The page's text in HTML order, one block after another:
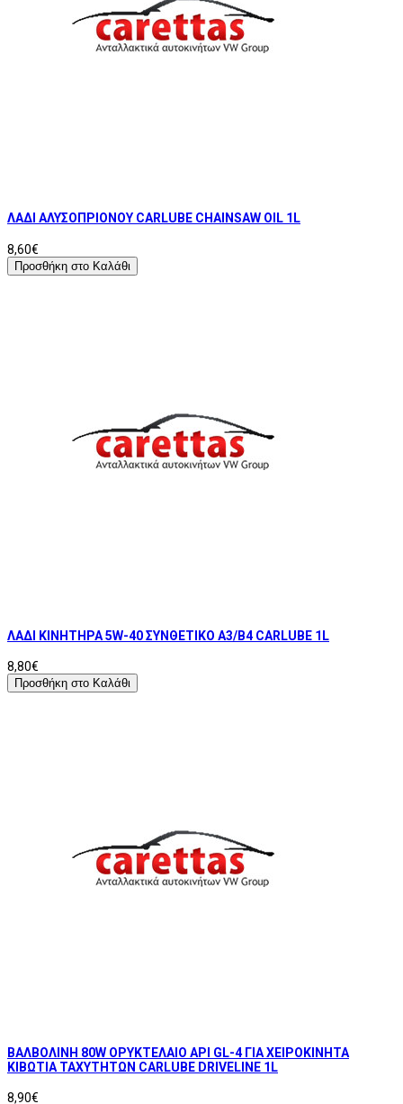
ΛΑΔΙ ΑΛΥΣΟΠΡΙΟΝΟΥ CARLUBE CHAINSAW OIL 1L
8,60€
Προσθήκη στο Καλάθι
ΛΑΔΙ ΚΙΝΗΤΗΡΑ 5W-40 ΣΥΝΘΕΤΙΚΟ A3/B4 CARLUBE 1L
8,80€
Προσθήκη στο Καλάθι
ΒΑΛΒΟΛΙΝΗ 80W ΟΡΥΚΤΕΛΑΙΟ API GL-4 ΓΙΑ ΧΕΙΡΟΚΙΝΗΤΑ
ΚΙΒΩΤΙΑ ΤΑΧΥΤΗΤΩΝ CARLUBE DRIVELINE 1L
8,90€